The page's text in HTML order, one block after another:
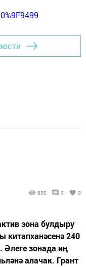
830 0 0
зона булдыру
китапханәсенә 240
Әлеге зонада иң
алачак. Грант